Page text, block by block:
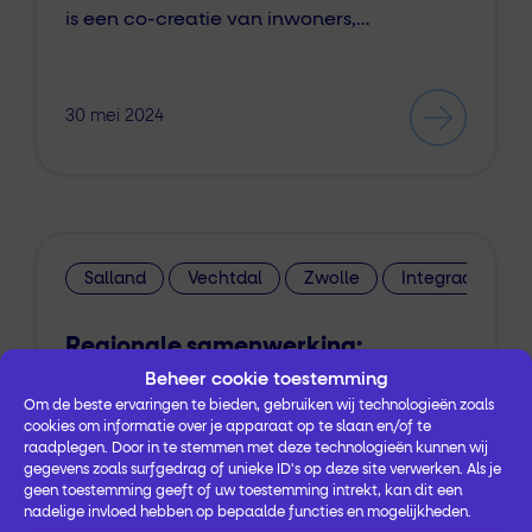
Beheer cookie toestemming
Om de beste ervaringen te bieden, gebruiken wij technologieën zoals
cookies om informatie over je apparaat op te slaan en/of te
raadplegen. Door in te stemmen met deze technologieën kunnen wij
gegevens zoals surfgedrag of unieke ID's op deze site verwerken. Als je
geen toestemming geeft of uw toestemming intrekt, kan dit een
nadelige invloed hebben op bepaalde functies en mogelijkheden.
is een co-creatie van inwoners,…
30 mei 2024
Salland Vechtdal Zwolle Integraal Zorg
Regionale samenwerking:
uitdagingen én successen
…actieve regionale werkgroep met
betrokken samenwerkingspartners. We
hebben hard gewerkt aan een regionaal